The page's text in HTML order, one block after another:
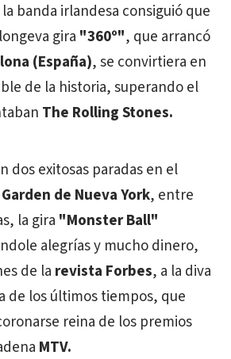
banda irlandesa consiguió que
gira "360º", que arrancó
(España), se convirtiera en
de la historia, superando el
The Rolling Stones.
dos exitosas paradas en el
de Nueva York, entre
la gira "Monster Ball"
alegrías y mucho dinero,
de la revista Forbes, a la diva
de los últimos tiempos, que
reina de los premios
MTV.